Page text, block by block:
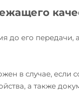
до его
в случае,
а также